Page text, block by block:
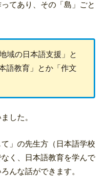
てあり、その「島」ごと
域の日本語支援」と
語教育」とか「作文
した。
」の先生方（日本語学校
く、日本語教育を学んで
んな話ができます。